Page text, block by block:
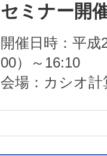
セミナー開
開催日時：平成
00）～16:10
会場：カシオ